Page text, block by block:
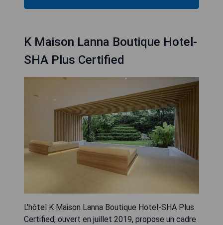
K Maison Lanna Boutique Hotel-
SHA Plus Certified
L'hôtel K Maison Lanna Boutique Hotel-SHA Plus
Certified, ouvert en juillet 2019, propose un cadre